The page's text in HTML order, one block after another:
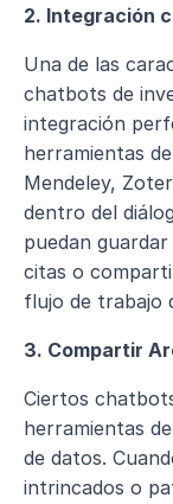
2. Integración
Una de las
chatbots de
integración
herramientas
Mendeley,
dentro del
puedan
citas o
flujo de trabajo
3. Compartir
Ciertos
herramientas
de datos.
intrincados o